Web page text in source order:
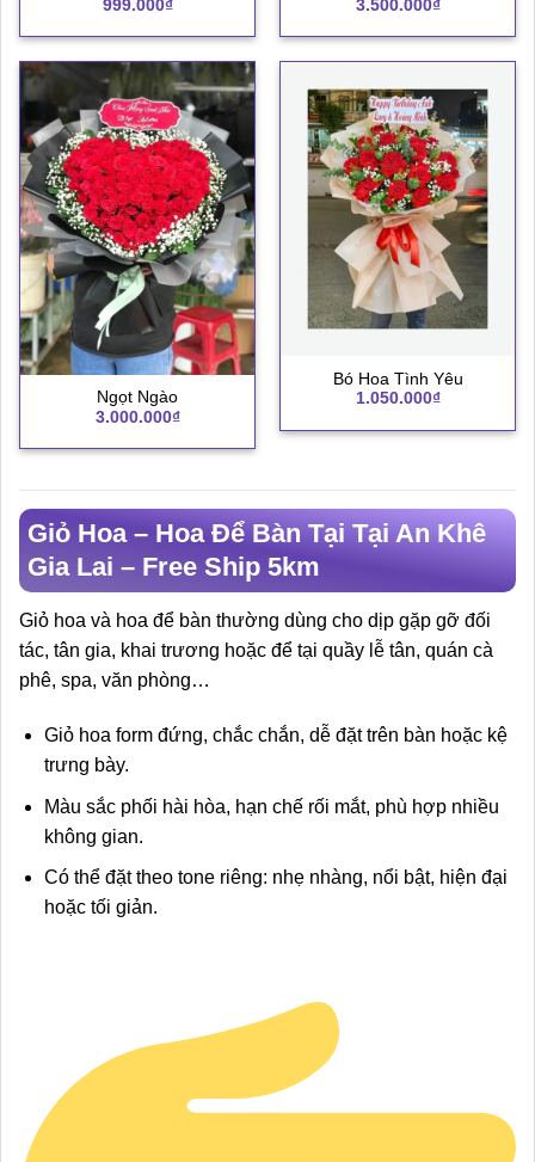
999.000₫ 3.500.000₫
Ngọt Ngào
3.000.000₫
Bó Hoa Tình Yêu
1.050.000₫
Giỏ Hoa – Hoa Để Bàn Tại Tại An Khê
Gia Lai – Free Ship 5km
Giỏ hoa và hoa để bàn thường dùng cho dịp gặp gỡ đối
tác, tân gia, khai trương hoặc để tại quầy lễ tân, quán cà
phê, spa, văn phòng…
Giỏ hoa form đứng, chắc chắn, dễ đặt trên bàn hoặc kệ
trưng bày.
Màu sắc phối hài hòa, hạn chế rối mắt, phù hợp nhiều
không gian.
Có thể đặt theo tone riêng: nhẹ nhàng, nổi bật, hiện đại
hoặc tối giản.